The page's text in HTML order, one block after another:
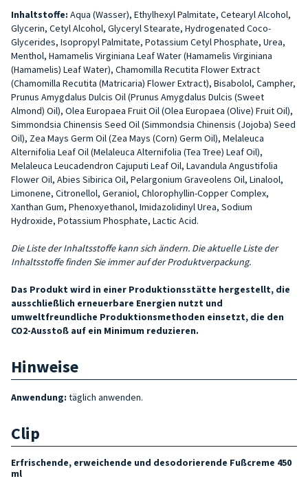
Inhaltstoffe: Aqua (Wasser), Ethylhexyl Palmitate, Cetearyl Alcohol,
Glycerin, Cetyl Alcohol, Glyceryl Stearate, Hydrogenated Coco-
Glycerides, Isopropyl Palmitate, Potassium Cetyl Phosphate, Urea,
Menthol, Hamamelis Virginiana Leaf Water (Hamamelis Virginiana
(Hamamelis) Leaf Water), Chamomilla Recutita Flower Extract
(Chamomilla Recutita (Matricaria) Flower Extract), Bisabolol, Campher,
Prunus Amygdalus Dulcis Oil (Prunus Amygdalus Dulcis (Sweet
Almond) Oil), Olea Europaea Fruit Oil (Olea Europaea (Olive) Fruit Oil),
Simmondsia Chinensis Seed Oil (Simmondsia Chinensis (Jojoba) Seed
Oil), Zea Mays Germ Oil (Zea Mays (Corn) Germ Oil), Melaleuca
Alternifolia Leaf Oil (Melaleuca Alternifolia (Tea Tree) Leaf Oil),
Melaleuca Leucadendron Cajuputi Leaf Oil, Lavandula Angustifolia
Flower Oil, Abies Sibirica Oil, Pelargonium Graveolens Oil, Linalool,
Limonene, Citronellol, Geraniol, Chlorophyllin-Copper Complex,
Xanthan Gum, Phenoxyethanol, Imidazolidinyl Urea, Sodium
Hydroxide, Potassium Phosphate, Lactic Acid.
Die Liste der Inhaltsstoffe kann sich ändern. Die aktuelle Liste der
Inhaltsstoffe finden Sie immer auf der Produktverpackung.
Das Produkt wird in einer Produktionsstätte hergestellt, die
ausschließlich erneuerbare Energien nutzt und
umweltfreundliche Produktionsmethoden einsetzt, die den
CO2-Ausstoß auf ein Minimum reduzieren.
Hinweise
Anwendung: täglich anwenden.
Clip
Erfrischende, erweichende und desodorierende Fußcreme 450
ml